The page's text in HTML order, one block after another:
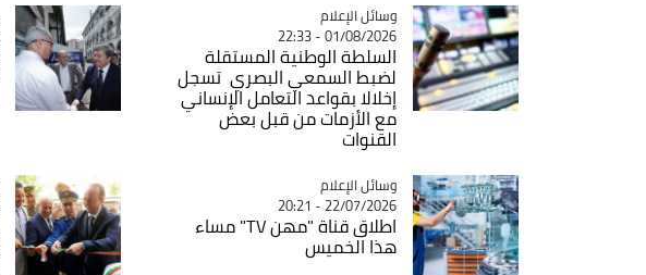
Catégorie
وسائل الإعلام
01/08/2026 - 22:33
السلطة الوطنية المستقلة
لضبط السمعي البصري تسجل
إخلالا بقواعد التعامل الإنساني
مع الأزمات من قبل بعض
القنوات
Catégorie
وسائل الإعلام
22/07/2026 - 20:21
اطلاق قناة "مهن TV" مساء
هذا الخميس